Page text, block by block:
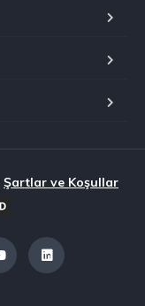
Şartlar ve Koşullar